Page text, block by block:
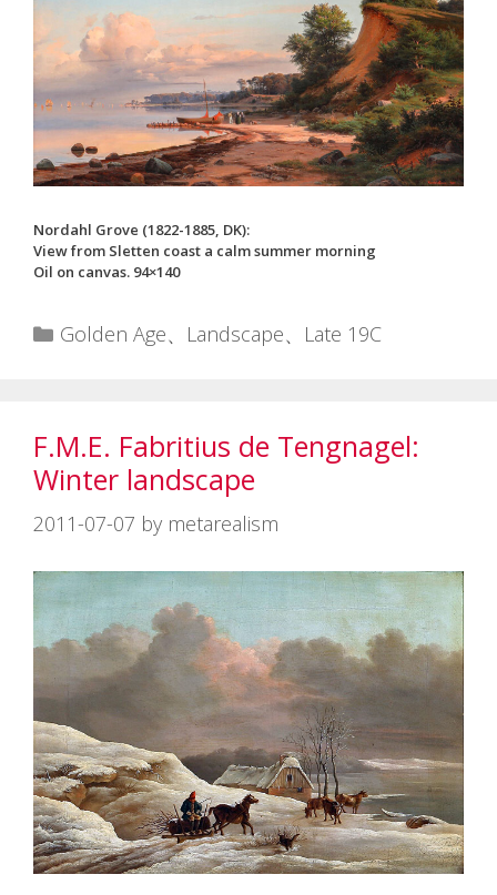
Nordahl Grove (1822-1885, DK):
View from Sletten coast a calm summer morning
Oil on canvas. 94×140
カ
ー
Golden Age、 Landscape、 Late 19C
F.M.E. Fabritius de Tengnagel:
Winter landscape
2011-07-07 by metarealism